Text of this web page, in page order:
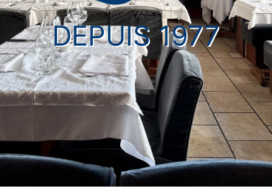
DEPUIS 1977